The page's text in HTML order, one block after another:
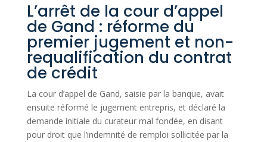
L’arrêt de la cour d’appel
de Gand : réforme du
premier jugement et non-
requalification du contrat
de crédit
La cour d’appel de Gand, saisie par la banque, avait
ensuite réformé le jugement entrepris, et déclaré la
demande initiale du curateur mal fondée, en disant
pour droit que l’indemnité de remploi sollicitée par la